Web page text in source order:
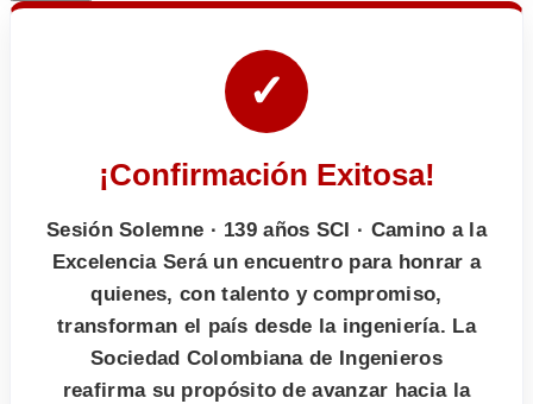
✓
¡Confirmación Exitosa!
Sesión Solemne · 139 años SCI · Camino a la
Excelencia Será un encuentro para honrar a
quienes, con talento y compromiso,
transforman el país desde la ingeniería. La
Sociedad Colombiana de Ingenieros
reafirma su propósito de avanzar hacia la